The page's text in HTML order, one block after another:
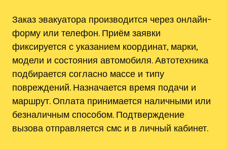
Заказ эвакуатора производится через онлайн-
форму или телефон. Приём заявки
фиксируется с указанием координат, марки,
модели и состояния автомобиля. Автотехника
подбирается согласно массе и типу
повреждений. Назначается время подачи и
маршрут. Оплата принимается наличными или
безналичным способом. Подтверждение
вызова отправляется смс и в личный кабинет.